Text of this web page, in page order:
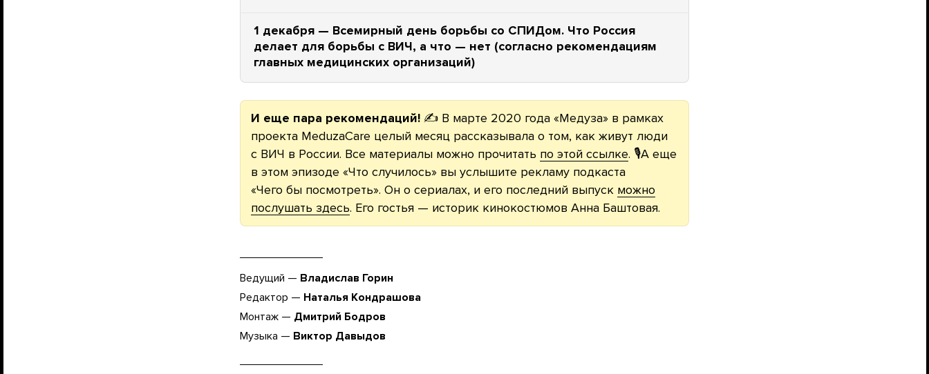
1 декабря — Всемирный день борьбы со СПИДом. Что Россия
делает для борьбы с ВИЧ, а что — нет (согласно рекомендациям
главных медицинских организаций)
И еще пара рекомендаций! ✍️ В марте 2020 года «Медуза» в рамках
проекта MeduzaCare целый месяц рассказывала о том, как живут люди
с ВИЧ в России. Все материалы можно прочитать по этой ссылке. 🎙А еще
в этом эпизоде «Что случилось» вы услышите рекламу подкаста
«Чего бы посмотреть». Он о сериалах, и его последний выпуск можно
послушать здесь. Его гостья — историк кинокостюмов Анна Баштовая.
Ведущий — Владислав Горин
Редактор — Наталья Кондрашова
Монтаж — Дмитрий Бодров
Музыка — Виктор Давыдов